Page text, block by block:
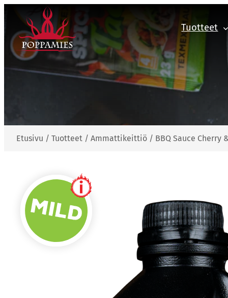
sisältöön
Tuotteet
Etusivu / Tuotteet / Ammattikeittiö / BBQ Sauce Cherry